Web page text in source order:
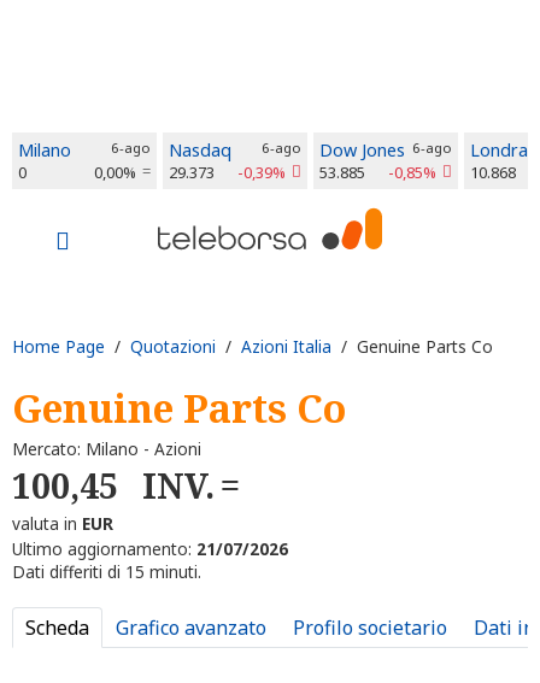
Milano 6-ago
0 0,00%
Nasdaq 6-ago
29.373 -0,39%
Dow Jones 6-ago
53.885 -0,85%
Londra
10.868
Home Page / Quotazioni / Azioni Italia / Genuine Parts Co
Genuine Parts Co
Mercato: Milano - Azioni
100,45 INV.
valuta in EUR
Ultimo aggiornamento: 21/07/2026
Dati differiti di 15 minuti.
Scheda Grafico avanzato Profilo societario Dati